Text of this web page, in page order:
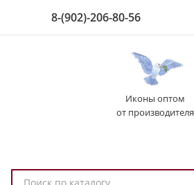
8-(902)-206-80-56
Иконы оптом
от производителя